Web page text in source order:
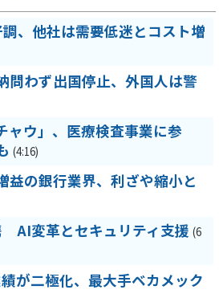
、他社は需要低迷とコスト増
問わず出国停止、外国人は警
ャウ」、医療検査事業に参
(4:16)
益の銀行業界、利ざや縮小と
AI変革とセキュリティ支援 (6
が二極化、最大手ベカメック